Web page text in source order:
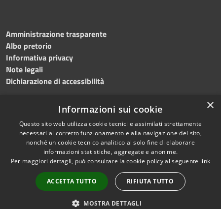
Amministrazione trasparente
Albo pretorio
Informativa privacy
Note legali
Dichiarazione di accessibilità
RSS
Accessibilità
Cookie
Mappa del sito
Numeri utili
Copyright © 2024 •
Comune diGrottaminarda
• Powered byMunicipium
•Redazione
×
Informazioni sui cookie
Questo sito web utilizza cookie tecnici e assimilati strettamente
necessari al corretto funzionamento e alla navigazione del sito,
nonché un cookie tecnico analitico al solo fine di elaborare
informazioni statistiche, aggregate e anonime.
Per maggiori dettagli, può consultare la cookie policy al seguente link
ACCETTA TUTTO RIFIUTA TUTTO
MOSTRA DETTAGLI